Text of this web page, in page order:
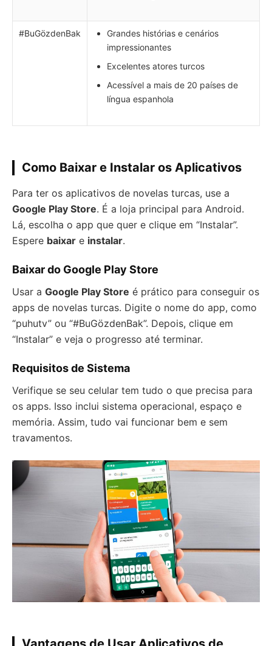
#BuGözdenBak
Grandes histórias e cenários
impressionantes
Excelentes atores turcos
Acessível a mais de 20 países de
língua espanhola
Como Baixar e Instalar os Aplicativos
Para ter os aplicativos de novelas turcas, use a
Google Play Store. É a loja principal para Android.
Lá, escolha o app que quer e clique em “Instalar”.
Espere baixar e instalar.
Baixar do Google Play Store
Usar a Google Play Store é prático para conseguir os
apps de novelas turcas. Digite o nome do app, como
“puhutv” ou “#BuGözdenBak”. Depois, clique em
“Instalar” e veja o progresso até terminar.
Requisitos de Sistema
Verifique se seu celular tem tudo o que precisa para
os apps. Isso inclui sistema operacional, espaço e
memória. Assim, tudo vai funcionar bem e sem
travamentos.